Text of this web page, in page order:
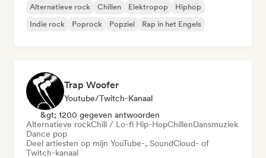
Alternatieve rock Chillen Elektropop
Hiphop
Indie rock
Poprock Popziel Rap in het Engels
Trap Woofer
Youtube/Twitch-Kanaal
&gt; 1200 gegeven antwoorden
Alternatieve rockChill / Lo-fi Hip-HopChillenDansmuziek
Dance pop
Deel artiesten op mijn YouTube-, SoundCloud- of
Twitch-kanaal